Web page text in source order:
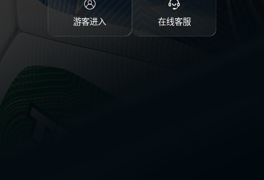
游客进入 在线客服